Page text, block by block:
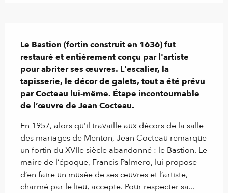
Le Bastion (fortin construit en 1636) fut
restauré et entièrement conçu par l'artiste
pour abriter ses œuvres. L'escalier, la
tapisserie, le décor de galets, tout a été prévu
par Cocteau lui-même. Étape incontournable
de l’œuvre de Jean Cocteau.
En 1957, alors qu’il travaille aux décors de la salle
des mariages de Menton, Jean Cocteau remarque
un fortin du XVIIe siècle abandonné : le Bastion. Le
maire de l’époque, Francis Palmero, lui propose
d’en faire un musée de ses œuvres et l’artiste,
charmé par le lieu, accepte. Pour respecter sa...